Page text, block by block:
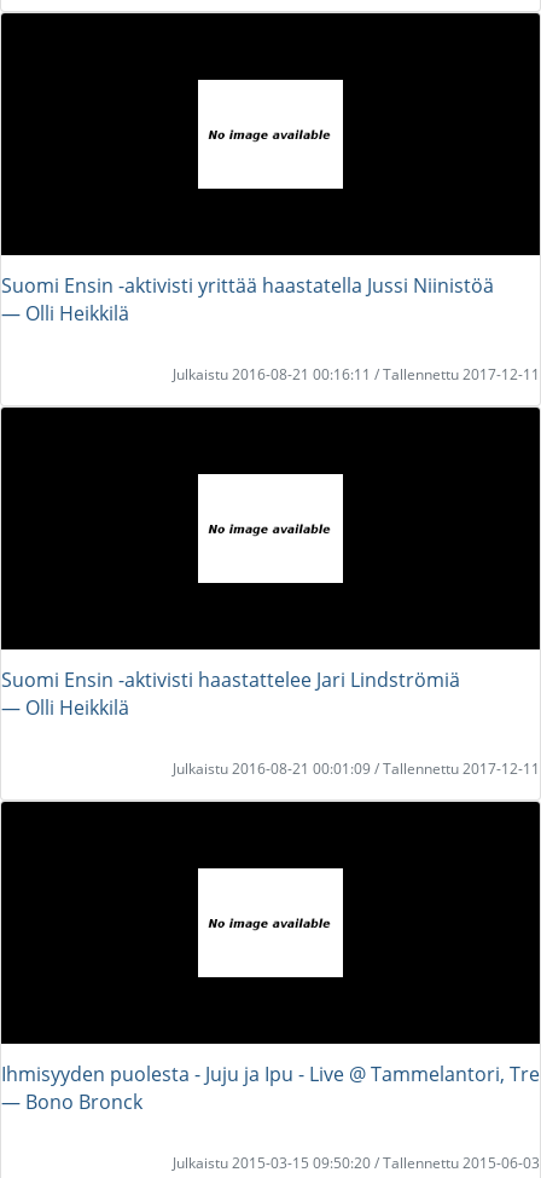
Suomi Ensin -aktivisti yrittää haastatella Jussi Niinistöä
― Olli Heikkilä
Julkaistu 2016-08-21 00:16:11 / Tallennettu 2017-12-11
Suomi Ensin -aktivisti haastattelee Jari Lindströmiä
― Olli Heikkilä
Julkaistu 2016-08-21 00:01:09 / Tallennettu 2017-12-11
Ihmisyyden puolesta - Juju ja Ipu - Live @ Tammelantori, Tre
― Bono Bronck
Julkaistu 2015-03-15 09:50:20 / Tallennettu 2015-06-03